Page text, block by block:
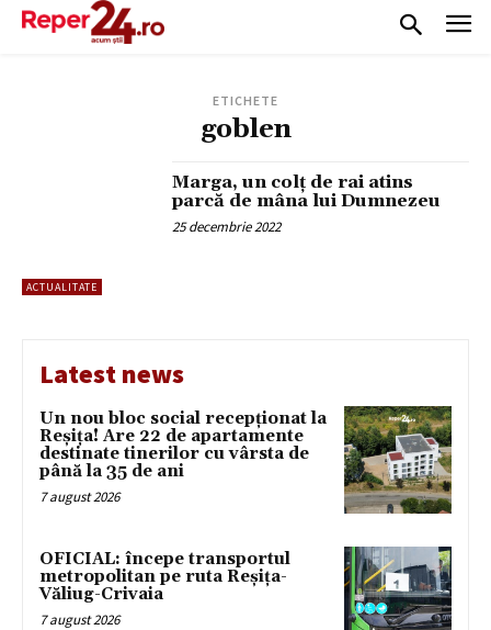
ETICHETE
goblen
ACTUALITATE
Marga, un colț de rai atins
parcă de mâna lui Dumnezeu
25 decembrie 2022
Latest news
Un nou bloc social recepționat la
Reșița! Are 22 de apartamente
destinate tinerilor cu vârsta de
până la 35 de ani
7 august 2026
OFICIAL: începe transportul
metropolitan pe ruta Reșița-
Văliug-Crivaia
7 august 2026